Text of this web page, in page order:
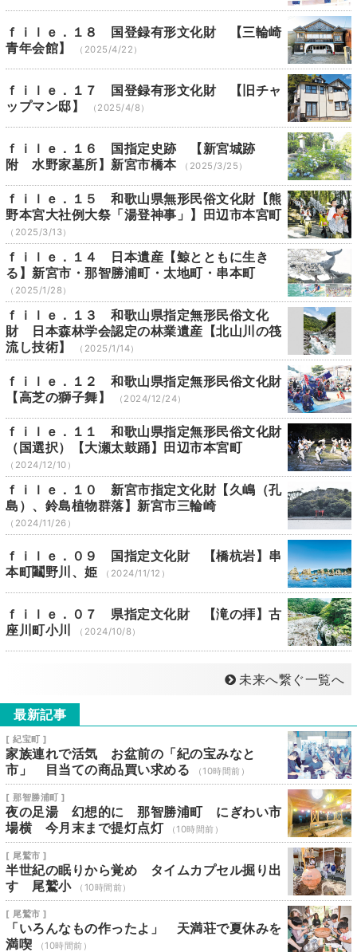
ｆｉｌｅ．１８ 国登録有形文化財 【三輪崎
青年会館】
（2025/4/22）
ｆｉｌｅ．１７ 国登録有形文化財 【旧チャ
ップマン邸】
（2025/4/8）
ｆｉｌｅ．１６ 国指定史跡 【新宮城跡
附 水野家墓所】新宮市橋本
（2025/3/25）
ｆｉｌｅ．１５ 和歌山県無形民俗文化財【熊
野本宮大社例大祭「湯登神事」】田辺市本宮町
（2025/3/13）
ｆｉｌｅ．１４ 日本遺産【鯨とともに生き
る】新宮市・那智勝浦町・太地町・串本町
（2025/1/28）
ｆｉｌｅ．１３ 和歌山県指定無形民俗文化
財 日本森林学会認定の林業遺産【北山川の筏
流し技術】
（2025/1/14）
ｆｉｌｅ．１２ 和歌山県指定無形民俗文化財
【高芝の獅子舞】
（2024/12/24）
ｆｉｌｅ．１１ 和歌山県指定無形民俗文化財
（国選択）【大瀬太鼓踊】田辺市本宮町
（2024/12/10）
ｆｉｌｅ．１０ 新宮市指定文化財【久嶋（孔
島）、鈴島植物群落】新宮市三輪崎
（2024/11/26）
ｆｉｌｅ．０９ 国指定文化財 【橋杭岩】串
本町鬮野川、姫
（2024/11/12）
ｆｉｌｅ．０７ 県指定文化財 【滝の拝】古
座川町小川
（2024/10/8）
未来へ繋ぐ一覧へ
最新記事
[ 紀宝町 ]
家族連れで活気 お盆前の「紀の宝みなと
市」 目当ての商品買い求める
（10時間前）
[ 那智勝浦町 ]
夜の足湯 幻想的に 那智勝浦町 にぎわい市
場横 今月末まで提灯点灯
（10時間前）
[ 尾鷲市 ]
半世紀の眠りから覚め タイムカプセル掘り出
す 尾鷲小
（10時間前）
[ 尾鷲市 ]
「いろんなもの作ったよ」 天満荘で夏休みを
満喫
（10時間前）